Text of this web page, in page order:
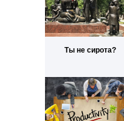
Ты не сирота?